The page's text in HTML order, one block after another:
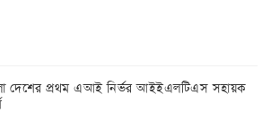
দেশের প্রথম এআই নির্ভর আইইএলটিএস সহায়ক